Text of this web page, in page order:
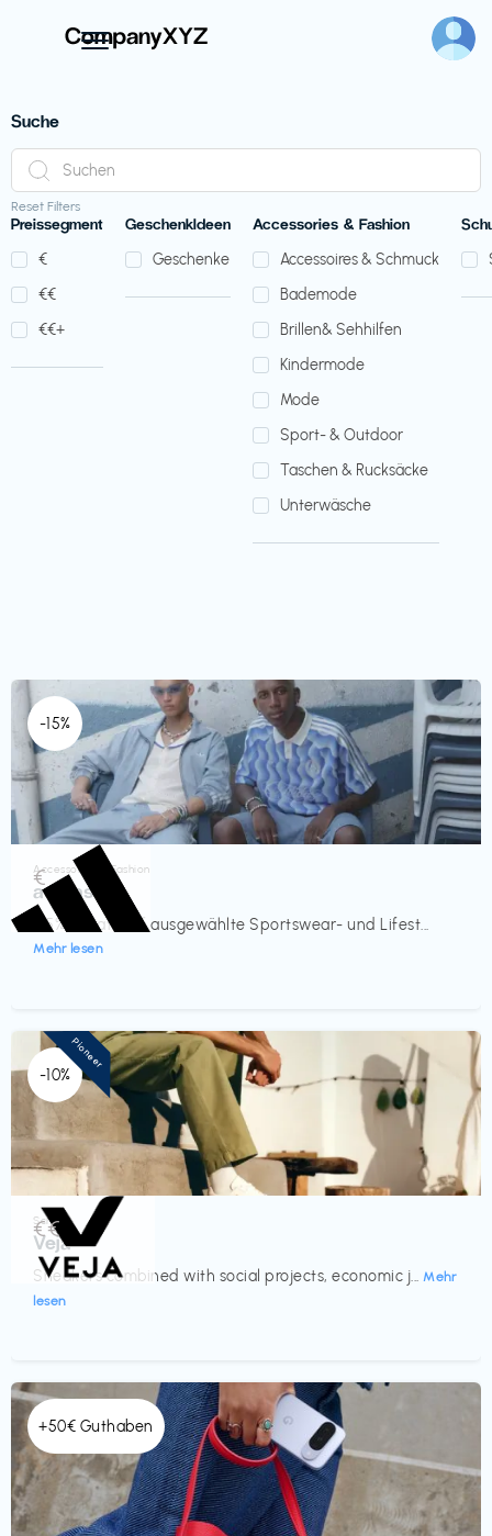
Suche
Reset Filters
Preissegment
€‎
€‎€‎
€‎€‎+
GeschenkIdeen
Geschenke
Accessories & Fashion
Accessoires & Schmuck
Bademode
Brillen& Sehhilfen
Kindermode
Mode
Sport- & Outdoor
Taschen & Rucksäcke
Unterwäsche
-15%
Accessoires & Fashion
adidas
-15% Rabatt auf ausgewählte Sportswear- und Lifest...
Mehr lesen
€‎
-10%
Schuhe
Veja
Sneakers combined with social projects, economic j... Mehr
lesen
€€‎
Pioneer
+50€ Guthaben